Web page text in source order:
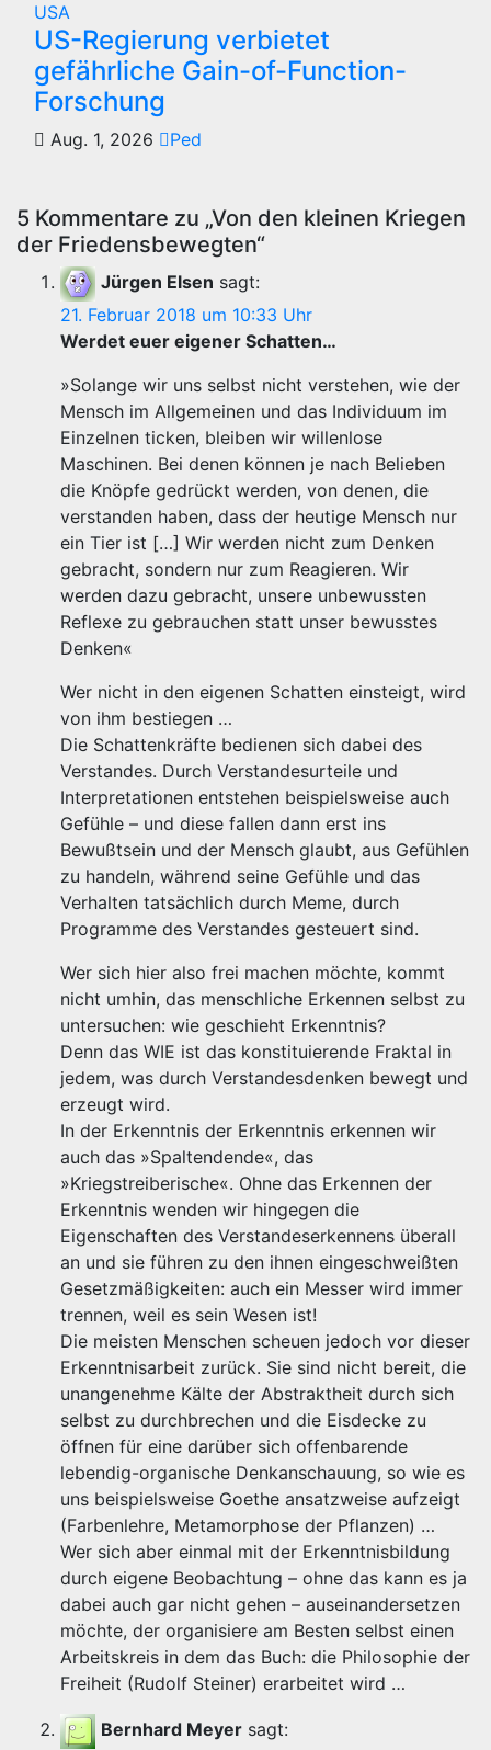
USA
US-Regierung verbietet
gefährliche Gain-of-Function-
Forschung
Aug. 1, 2026 Ped
5 Kommentare zu „Von den kleinen Kriegen
der Friedensbewegten“
Jürgen Elsen sagt:
21. Februar 2018 um 10:33 Uhr
Werdet euer eigener Schatten…
»Solange wir uns selbst nicht verstehen, wie der
Mensch im Allgemeinen und das Individuum im
Einzelnen ticken, bleiben wir willenlose
Maschinen. Bei denen können je nach Belieben
die Knöpfe gedrückt werden, von denen, die
verstanden haben, dass der heutige Mensch nur
ein Tier ist […] Wir werden nicht zum Denken
gebracht, sondern nur zum Reagieren. Wir
werden dazu gebracht, unsere unbewussten
Reflexe zu gebrauchen statt unser bewusstes
Denken«
Wer nicht in den eigenen Schatten einsteigt, wird
von ihm bestiegen …
Die Schattenkräfte bedienen sich dabei des
Verstandes. Durch Verstandesurteile und
Interpretationen entstehen beispielsweise auch
Gefühle – und diese fallen dann erst ins
Bewußtsein und der Mensch glaubt, aus Gefühlen
zu handeln, während seine Gefühle und das
Verhalten tatsächlich durch Meme, durch
Programme des Verstandes gesteuert sind.
Wer sich hier also frei machen möchte, kommt
nicht umhin, das menschliche Erkennen selbst zu
untersuchen: wie geschieht Erkenntnis?
Denn das WIE ist das konstituierende Fraktal in
jedem, was durch Verstandesdenken bewegt und
erzeugt wird.
In der Erkenntnis der Erkenntnis erkennen wir
auch das »Spaltendende«, das
»Kriegstreiberische«. Ohne das Erkennen der
Erkenntnis wenden wir hingegen die
Eigenschaften des Verstandeserkennens überall
an und sie führen zu den ihnen eingeschweißten
Gesetzmäßigkeiten: auch ein Messer wird immer
trennen, weil es sein Wesen ist!
Die meisten Menschen scheuen jedoch vor dieser
Erkenntnisarbeit zurück. Sie sind nicht bereit, die
unangenehme Kälte der Abstraktheit durch sich
selbst zu durchbrechen und die Eisdecke zu
öffnen für eine darüber sich offenbarende
lebendig-organische Denkanschauung, so wie es
uns beispielsweise Goethe ansatzweise aufzeigt
(Farbenlehre, Metamorphose der Pflanzen) …
Wer sich aber einmal mit der Erkenntnisbildung
durch eigene Beobachtung – ohne das kann es ja
dabei auch gar nicht gehen – auseinandersetzen
möchte, der organisiere am Besten selbst einen
Arbeitskreis in dem das Buch: die Philosophie der
Freiheit (Rudolf Steiner) erarbeitet wird …
Bernhard Meyer sagt: